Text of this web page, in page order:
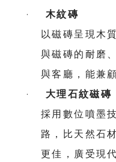
· 木紋磚
以磁磚呈現木
與磁磚的耐磨
與客廳，能兼
· 大理石紋磁磚
採用數位噴墨
路，比天然石
更佳，廣受現